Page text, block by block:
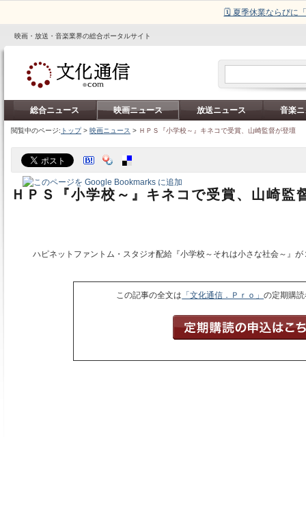
🗓️ 夏季休業ならびに
映画・放送・音楽業界の総合ポータルサイト
総合ニュース 映画ニュース 放送ニュース 音楽
閲覧中のページ: トップ> 映画ニュース > ＨＰＳ『小学校～』キネコで受賞、山崎監督が登壇
ＨＰＳ『小学校～』キネコで受賞、山崎監
ハピネットファントム・スタジオ配給『小学校～それは小さな社会～』
この記事の全文は 「文化通信．Ｐｒｏ」の定期購